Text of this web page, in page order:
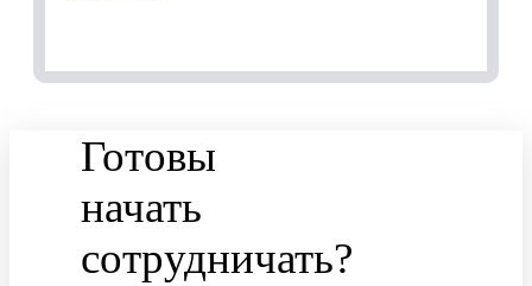
Готовы
начать
сотрудничать?